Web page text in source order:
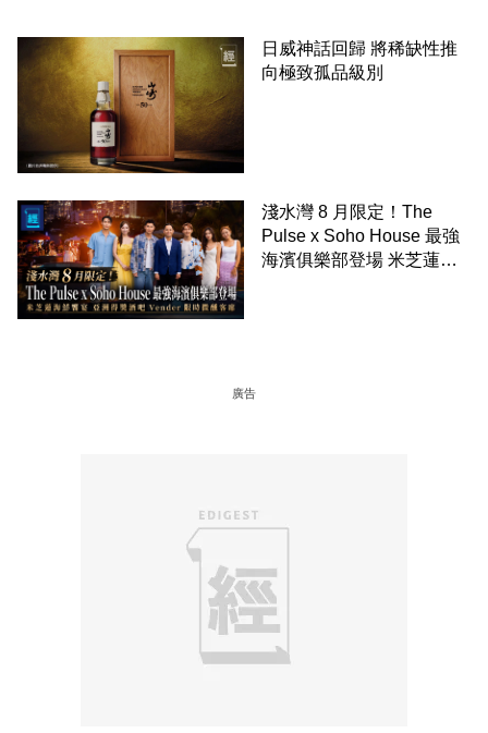
日威神話回歸 將稀缺性推
向極致孤品級別
淺水灣 8 月限定！The
Pulse x Soho House 最強
海濱俱樂部登場 米芝蓮海
廣告